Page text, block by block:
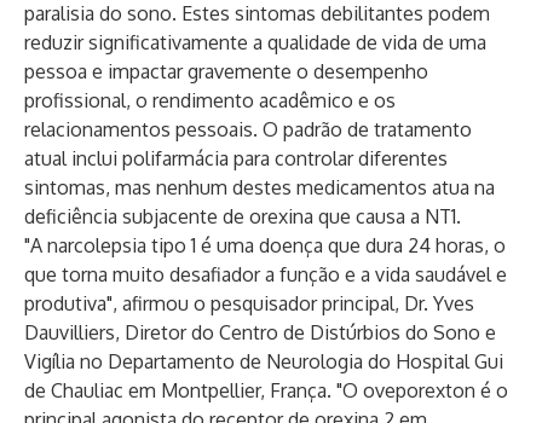
paralisia do sono. Estes sintomas debilitantes podem
reduzir significativamente a qualidade de vida de uma
pessoa e impactar gravemente o desempenho
profissional, o rendimento acadêmico e os
relacionamentos pessoais. O padrão de tratamento
atual inclui polifarmácia para controlar diferentes
sintomas, mas nenhum destes medicamentos atua na
deficiência subjacente de orexina que causa a NT1.
"A narcolepsia tipo 1 é uma doença que dura 24 horas, o
que torna muito desafiador a função e a vida saudável e
produtiva", afirmou o pesquisador principal, Dr. Yves
Dauvilliers, Diretor do Centro de Distúrbios do Sono e
Vigília no Departamento de Neurologia do Hospital Gui
de Chauliac em Montpellier, França. "O oveporexton é o